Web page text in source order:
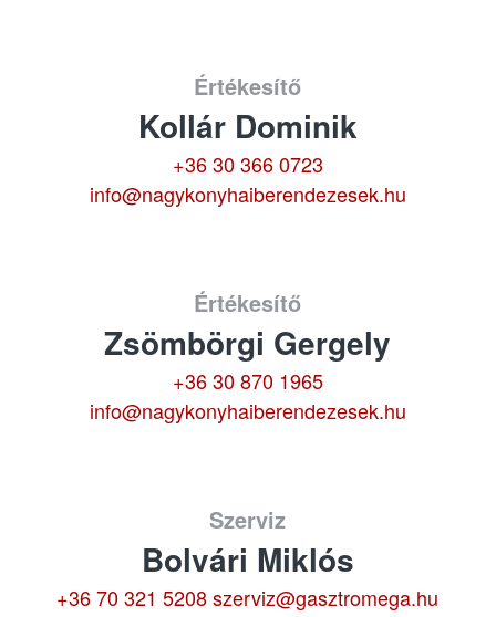
Értékesítő
Kollár Dominik
+36 30 366 0723
info@nagykonyhaiberendezesek.hu
Értékesítő
Zsömbörgi Gergely
+36 30 870 1965
info@nagykonyhaiberendezesek.hu
Szerviz
Bolvári Miklós
+36 70 321 5208 szerviz@gasztromega.hu